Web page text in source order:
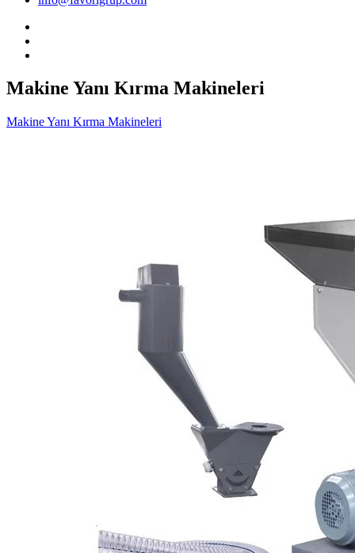
Makine Yanı Kırma Makineleri
Makine Yanı Kırma Makineleri